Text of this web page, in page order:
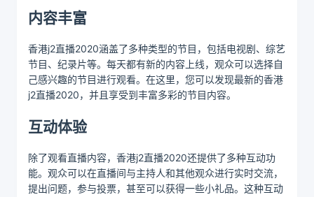
内容丰富
香港j2直播2020涵盖了多种类型的节目，包括电视剧、综艺
节目、纪录片等。每天都有新的内容上线，观众可以选择自
己感兴趣的节目进行观看。在这里，您可以发现最新的香港
j2直播2020，并且享受到丰富多彩的节目内容。
互动体验
除了观看直播内容，香港j2直播2020还提供了多种互动功
能。观众可以在直播间与主持人和其他观众进行实时交流，
提出问题，参与投票，甚至可以获得一些小礼品。这种互动